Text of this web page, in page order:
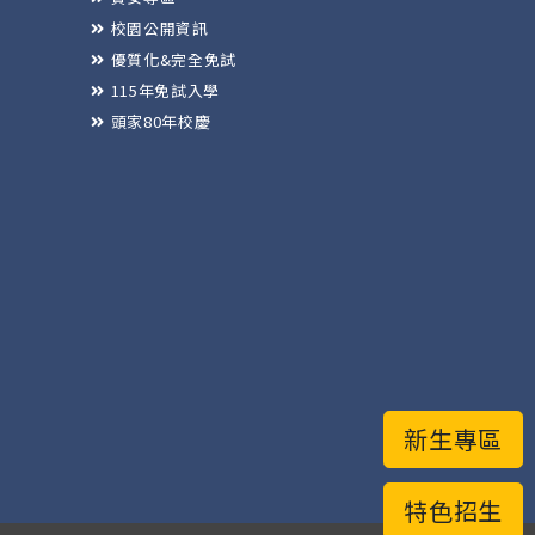
特色招生
新生專區
校園公開資訊
優質化&完全免試
115年免試入學
頭家80年校慶